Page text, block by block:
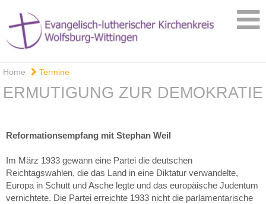
Home Termine
ERMUTIGUNG ZUR DEMOKRATIE
Reformationsempfang mit Stephan Weil
Im März 1933 gewann eine Partei die deutschen
Reichtagswahlen, die das Land in eine Diktatur verwandelte,
Europa in Schutt und Asche legte und das europäische Judentum
vernichtete. Die Partei erreichte 1933 nicht die parlamentarische